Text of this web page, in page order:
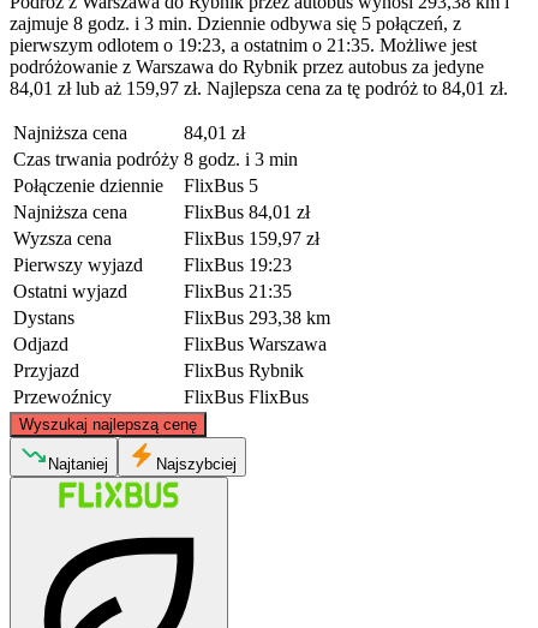
zajmuje 8 godz. i 3 min. Dziennie odbywa się 5 połączeń, z
pierwszym odlotem o 19:23, a ostatnim o 21:35. Możliwe jest
podróżowanie z Warszawa do Rybnik przez autobus za jedyne
84,01 zł lub aż 159,97 zł. Najlepsza cena za tę podróż to 84,01 zł.
Najniższa cena
84,01 zł
Czas trwania podróży 8 godz. i 3 min
Połączenie dziennie
FlixBus 5
Najniższa cena
FlixBus 84,01 zł
Wyzsza cena
FlixBus 159,97 zł
Pierwszy wyjazd
FlixBus 19:23
Ostatni wyjazd
FlixBus 21:35
Dystans
FlixBus 293,38 km
Odjazd
FlixBus Warszawa
Przyjazd
FlixBus Rybnik
Przewoźnicy
FlixBus FlixBus
Wyszukaj najlepszą cenę
©CARTO
Najtaniej Najszybciej